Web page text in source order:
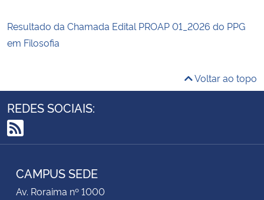
Resultado da Chamada Edital PROAP 01_2026 do PPG
em Filosofia
Voltar ao topo
REDES SOCIAIS:
RSS
CAMPUS SEDE
Av. Roraima nº 1000